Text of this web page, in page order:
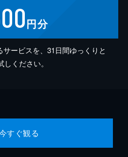
円分
ービスを、31日間ゆっくりと
しください。
すぐ観る